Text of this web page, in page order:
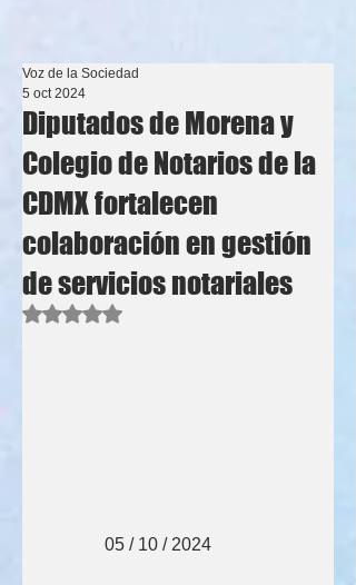
Diputados de Morena y
Colegio de Notarios de la
CDMX fortalecen
colaboración en gestión
de servicios notariales
Voz de la Sociedad
5 oct 2024
Obtuvo NaN de 5 estrellas.
              05 / 10 / 2024